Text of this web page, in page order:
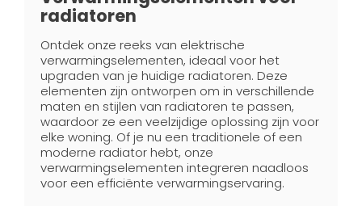
radiatoren
Ontdek onze reeks van elektrische
verwarmingselementen, ideaal voor het
upgraden van je huidige radiatoren. Deze
elementen zijn ontworpen om in verschillende
maten en stijlen van radiatoren te passen,
waardoor ze een veelzijdige oplossing zijn voor
elke woning. Of je nu een traditionele of een
moderne radiator hebt, onze
verwarmingselementen integreren naadloos
voor een efficiënte verwarmingservaring.